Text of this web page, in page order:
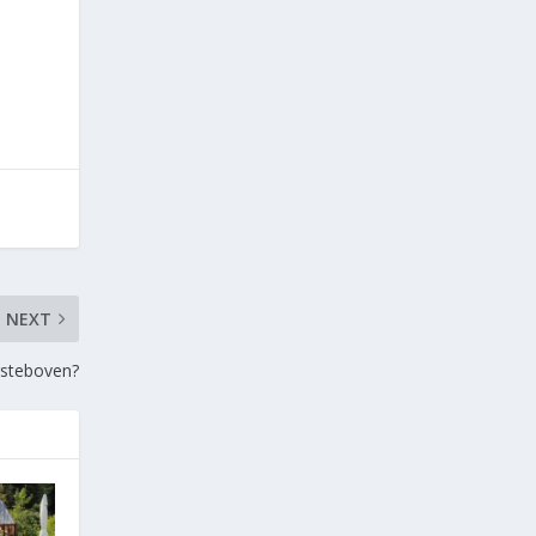
NEXT